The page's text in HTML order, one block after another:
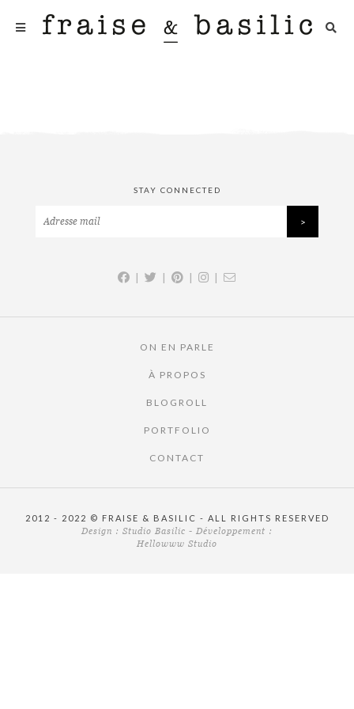
STAY CONNECTED
| | | |
ON EN PARLE
À PROPOS
BLOGROLL
PORTFOLIO
CONTACT
2012 - 2022 © FRAISE & BASILIC - ALL RIGHTS RESERVED
Design : Studio Basilic - Développement :
Hellowww Studio